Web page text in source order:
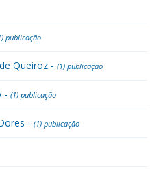
publicação
Queiroz - (1) publicação
- (1) publicação
- (1) publicação